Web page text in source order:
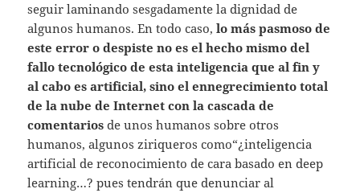
seguir laminando sesgadamente la dignidad de
algunos humanos. En todo caso, lo más pasmoso de
este error o despiste no es el hecho mismo del
fallo tecnológico de esta inteligencia que al fin y
al cabo es artificial, sino el ennegrecimiento total
de la nube de Internet con la cascada de
comentarios de unos humanos sobre otros
humanos, algunos ziriqueros como“¿inteligencia
artificial de reconocimiento de cara basado en deep
learning…? pues tendrán que denunciar al